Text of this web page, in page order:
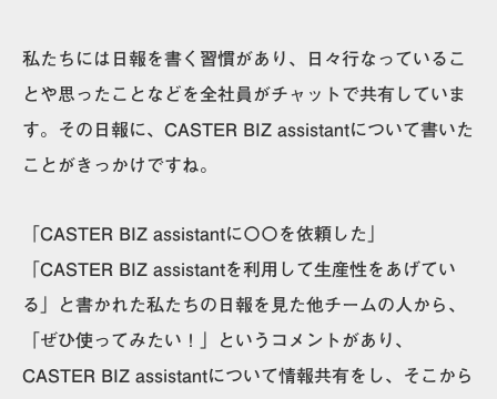
私たちには日報を書く習慣があり、日々行なっているこ
とや思ったことなどを全社員がチャットで共有していま
す。その日報に、CASTER BIZ assistantについて書いた
ことがきっかけですね。
「CASTER BIZ assistantに〇〇を依頼した」
「CASTER BIZ assistantを利用して生産性をあげてい
る」と書かれた私たちの日報を見た他チームの人から、
「ぜひ使ってみたい！」というコメントがあり、
CASTER BIZ assistantについて情報共有をし、そこから